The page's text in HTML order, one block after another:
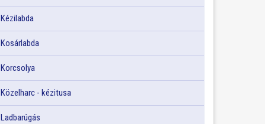
Kézilabda
Kosárlabda
Korcsolya
Közelharc - kézitusa
Ladbarúgás